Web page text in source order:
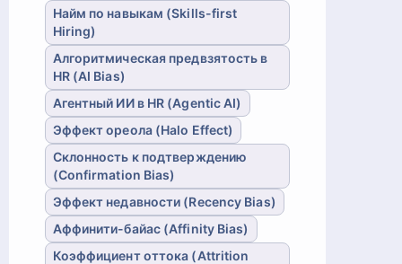
Найм по навыкам (Skills-first
Hiring)
Алгоритмическая предвзятость в
HR (AI Bias)
Агентный ИИ в HR (Agentic AI)
Эффект ореола (Halo Effect)
Склонность к подтверждению
(Confirmation Bias)
Эффект недавности (Recency Bias)
Аффинити-байас (Affinity Bias)
Коэффициент оттока (Attrition